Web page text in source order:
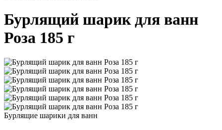
Бурлящий шарик для ванн
Роза 185 г
Бурлящие шарики для ванн